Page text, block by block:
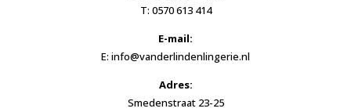
T: 0570 613 414
E-mail:
E: info@vanderlindenlingerie.nl
Adres:
Smedenstraat 23-25